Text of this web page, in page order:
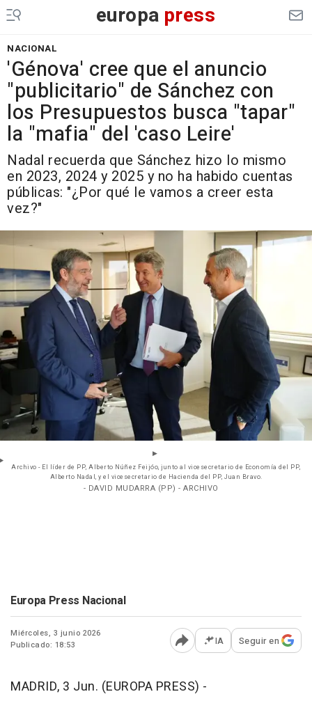
europa press
NACIONAL
'Génova' cree que el anuncio
"publicitario" de Sánchez con
los Presupuestos busca "tapar"
la "mafia" del 'caso Leire'
Nadal recuerda que Sánchez hizo lo mismo
en 2023, 2024 y 2025 y no ha habido cuentas
públicas: "¿Por qué le vamos a creer esta
vez?"
Archivo - El líder de PP, Alberto Núñez Feijóo, junto al vicesecretario de Economía del PP,
Alberto Nadal, y el vicesecretario de Hacienda del PP, Juan Bravo.
- DAVID MUDARRA (PP) - ARCHIVO
Europa Press Nacional
Miércoles, 3 junio 2026
Publicado: 18:53
Abrir opciones para
IA Seguir en
MADRID, 3 Jun. (EUROPA PRESS) -